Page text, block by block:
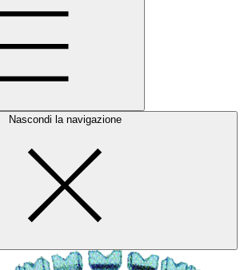
Nascondi la navigazione